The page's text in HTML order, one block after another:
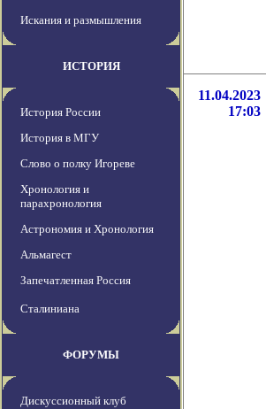
Искания и размышления
ИСТОРИЯ
История России
История в МГУ
Слово о полку Игореве
Хронология и
парахронология
Астрономия и Хронология
Альмагест
Запечатленная Россия
Сталиниана
ФОРУМЫ
Дискуссионный клуб
11.04.2023
17:03